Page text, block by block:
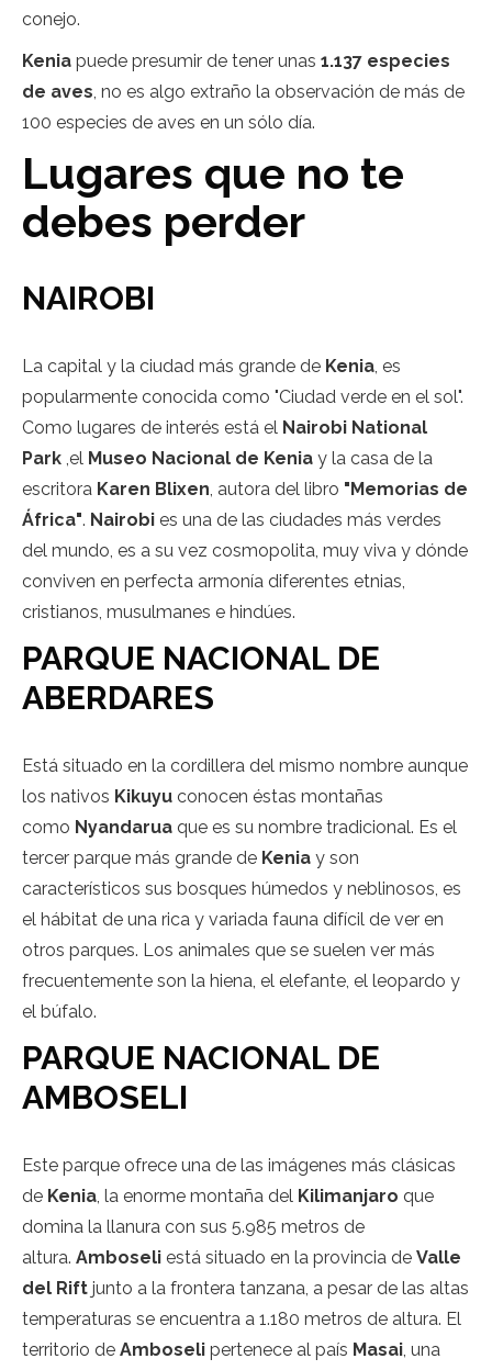
conejo.
Kenia puede presumir de tener unas 1.137 especies
de aves, no es algo extraño la observación de más de
100 especies de aves en un sólo día.
Lugares que no te
debes perder
NAIROBI
La capital y la ciudad más grande de Kenia, es
popularmente conocida como "Ciudad verde en el sol".
Como lugares de interés está el Nairobi National
Park ,el Museo Nacional de Kenia y la casa de la
escritora Karen Blixen, autora del libro "Memorias de
África". Nairobi es una de las ciudades más verdes
del mundo, es a su vez cosmopolita, muy viva y dónde
conviven en perfecta armonía diferentes etnias,
cristianos, musulmanes e hindúes.
PARQUE NACIONAL DE
ABERDARES
Está situado en la cordillera del mismo nombre aunque
los nativos Kikuyu conocen éstas montañas
como Nyandarua que es su nombre tradicional. Es el
tercer parque más grande de Kenia y son
característicos sus bosques húmedos y neblinosos, es
el hábitat de una rica y variada fauna difícil de ver en
otros parques. Los animales que se suelen ver más
frecuentemente son la hiena, el elefante, el leopardo y
el búfalo.
PARQUE NACIONAL DE
AMBOSELI
Este parque ofrece una de las imágenes más clásicas
de Kenia, la enorme montaña del Kilimanjaro que
domina la llanura con sus 5.985 metros de
altura. Amboseli está situado en la provincia de Valle
del Rift junto a la frontera tanzana, a pesar de las altas
temperaturas se encuentra a 1.180 metros de altura. El
territorio de Amboseli pertenece al país Masai, una